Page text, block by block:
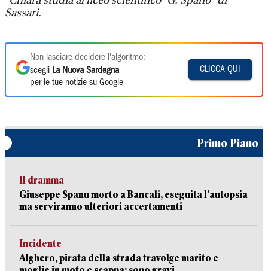
Sassari.
Non lasciare decidere l'algoritmo:
scegli La Nuova Sardegna
per le tue notizie su Google
CLICCA QUI
Primo Piano
Il dramma
Giuseppe Spanu morto a Bancali, eseguita l’autopsia
ma serviranno ulteriori accertamenti
Incidente
Alghero, pirata della strada travolge marito e